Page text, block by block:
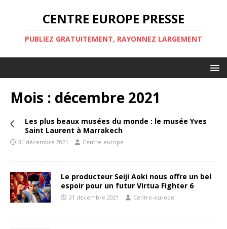
CENTRE EUROPE PRESSE
PUBLIEZ GRATUITEMENT, RAYONNEZ LARGEMENT
Mois : décembre 2021
Les plus beaux musées du monde : le musée Yves
Saint Laurent à Marrakech
31 décembre 2021 Centre-europe
Le producteur Seiji Aoki nous offre un bel
espoir pour un futur Virtua Fighter 6
31 décembre 2021 Centre-europe